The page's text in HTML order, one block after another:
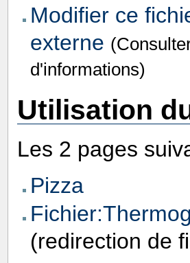
Modifier ce
externe
d'informations)
Utilisation
Les 2 pages
Pizza
(redirection de